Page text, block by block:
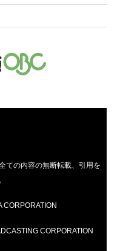
ての内容の無断転載、引用を
CORPORATION
CORPORATION